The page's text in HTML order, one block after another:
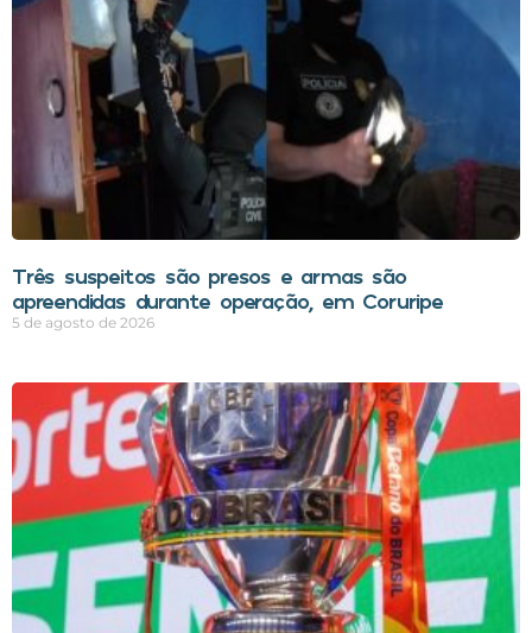
Três suspeitos são presos e armas são
apreendidas durante operação, em Coruripe
5 de agosto de 2026